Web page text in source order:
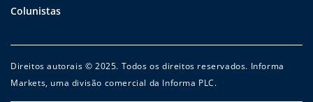
Colunistas
Direitos autorais © 2025. Todos os direitos reservados. Informa
Markets, uma divisão comercial da Informa PLC.